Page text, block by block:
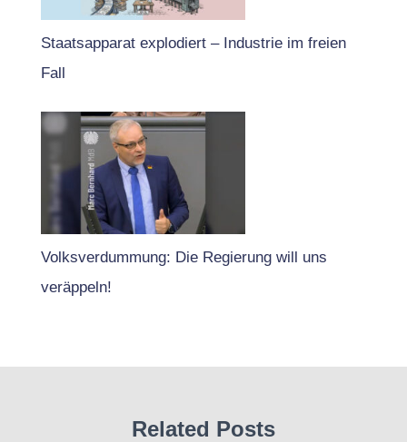
Staatsapparat explodiert – Industrie im freien
Fall
Volksverdummung: Die Regierung will uns
veräppeln!
Related Posts